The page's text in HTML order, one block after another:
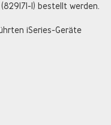
1) bestellt werden.
iSeries-Geräte